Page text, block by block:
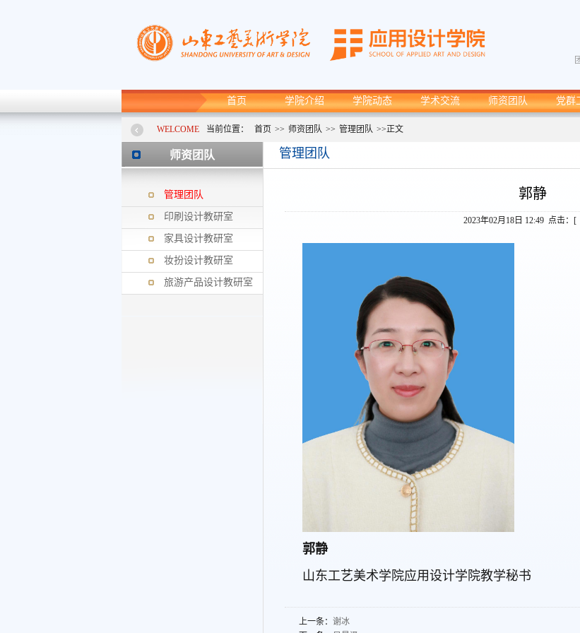
首页 学院介绍 学院动态 学术交流 师资团队 党群
WELCOME 当前位置： 首页 >> 师资团队 >> 管理团队 >>正文
师资团队
管理团队
印刷设计教研室
家具设计教研室
妆扮设计教研室
旅游产品设计教研室
管理团队
郭静
2023年02月18日 12:49 点击：[
郭静
山东工艺美术学院应用设计学院教学秘书
上一条： 谢冰